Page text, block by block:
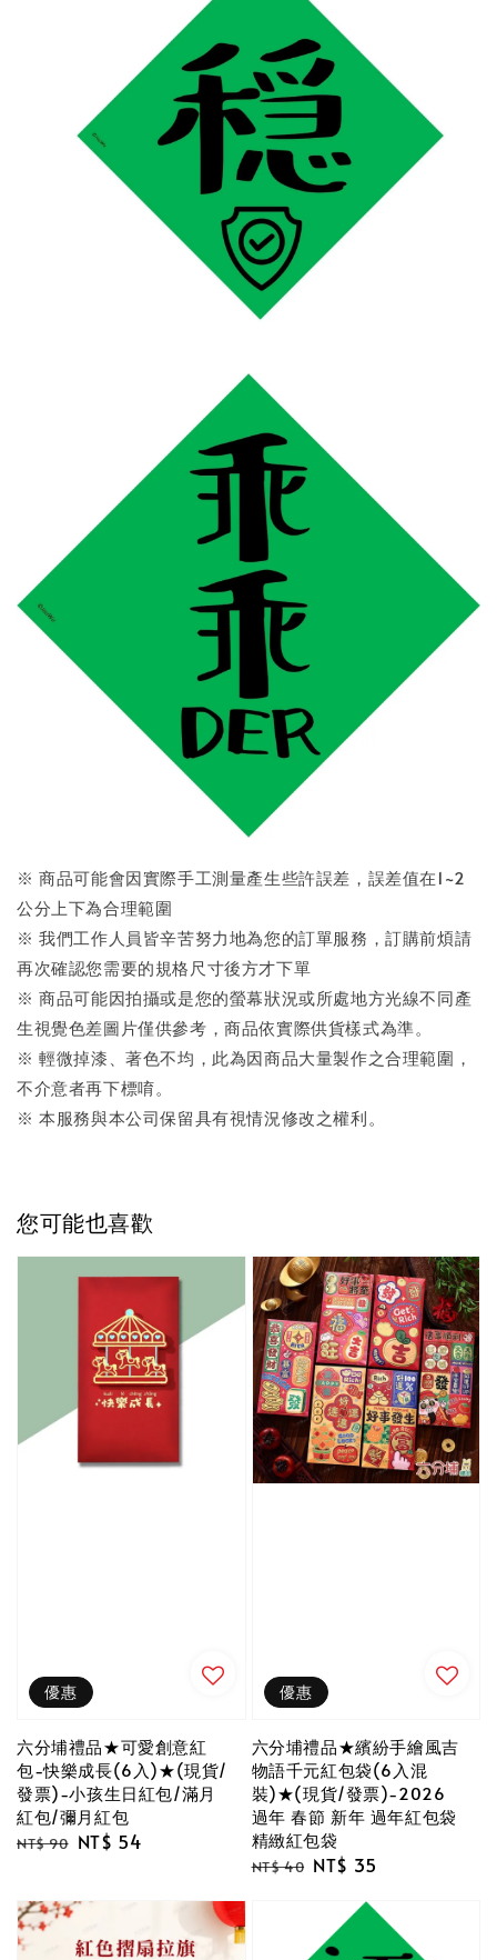
※ 商品可能會因實際手工測量產生些許誤差，誤差值在1~2
公分上下為合理範圍
※ 我們工作人員皆辛苦努力地為您的訂單服務，訂購前煩請
再次確認您需要的規格尺寸後方才下單
※ 商品可能因拍攝或是您的螢幕狀況或所處地方光線不同產
生視覺色差圖片僅供參考，商品依實際供貨樣式為準。
※ 輕微掉漆、著色不均，此為因商品大量製作之合理範圍，
不介意者再下標唷。
※ 本服務與本公司保留具有視情況修改之權利。
您可能也喜歡
優惠
六分埔禮品★可愛創意紅
包-快樂成長(6入)★(現貨/
發票)-小孩生日紅包/滿月
紅包/彌月紅包
Regular
NT$ 90 Sale
NT$ 54
優惠
六分埔禮品★繽紛手繪風吉
物語千元紅包袋(6入混
裝)★(現貨/發票)-2026
過年 春節 新年 過年紅包袋
精緻紅包袋
Regular
NT$ 40 Sale
NT$ 35